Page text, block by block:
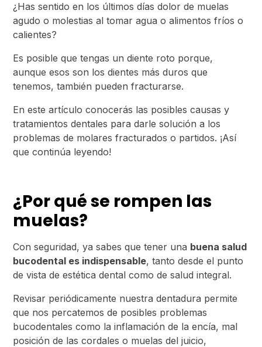
¿Has sentido en los últimos días dolor de muelas
agudo o molestias al tomar agua o alimentos fríos o
calientes?
Es posible que tengas un diente roto porque,
aunque esos son los dientes más duros que
tenemos, también pueden fracturarse.
En este artículo conocerás las posibles causas y
tratamientos dentales para darle solución a los
problemas de molares fracturados o partidos. ¡Así
que continúa leyendo!
¿Por qué se rompen las
muelas?
Con seguridad, ya sabes que tener una buena salud
bucodental es indispensable, tanto desde el punto
de vista de estética dental como de salud integral.
Revisar periódicamente nuestra dentadura permite
que nos percatemos de posibles problemas
bucodentales como la inflamación de la encía, mal
posición de las cordales o muelas del juicio,